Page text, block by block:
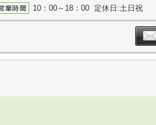
10：00～18：00 定休日:土日祝